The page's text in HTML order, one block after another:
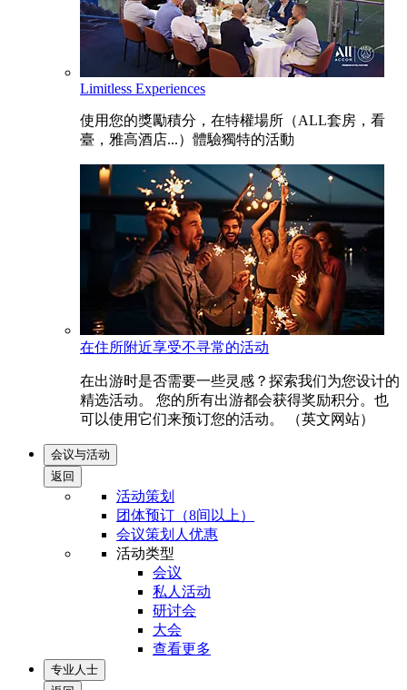
Limitless Experiences
使用您的獎勵積分，在特權場所（ALL套房，看
臺，雅高酒店...）體驗獨特的活動
在住所附近享受不寻常的活动
在出游时是否需要一些灵感？探索我们为您设计的
精选活动。 您的所有出游都会获得奖励积分。也
可以使用它们来预订您的活动。 （英文网站）
会议与活动
返回
活动策划
团体预订（8间以上）
会议策划人优惠
活动类型
会议
私人活动
研讨会
大会
查看更多
专业人士